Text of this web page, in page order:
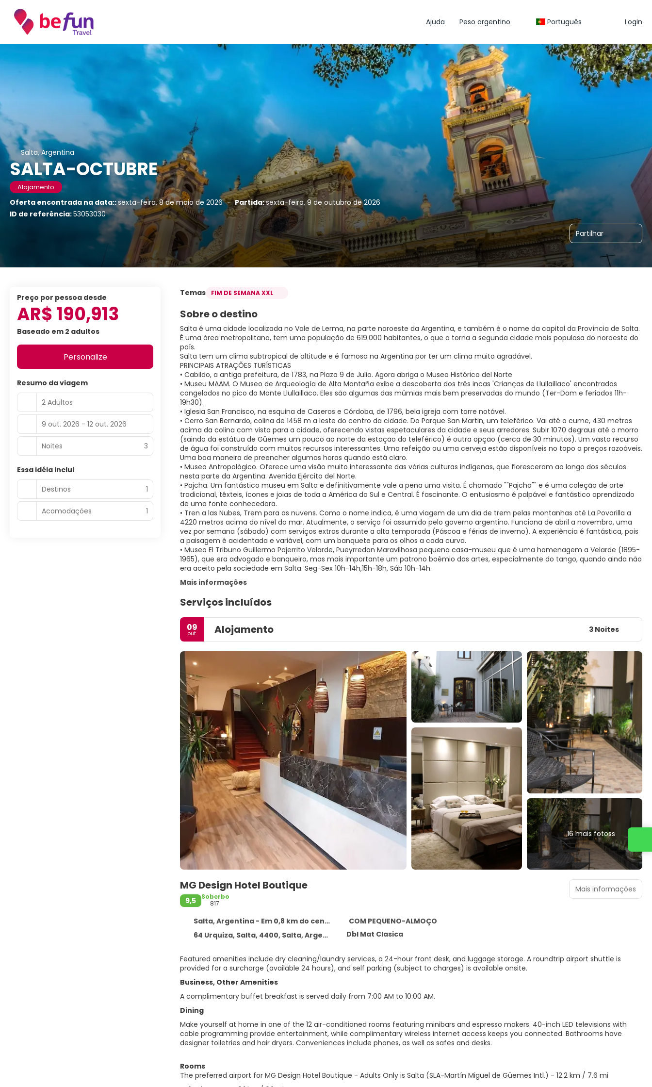
Ajuda Peso argentino Português Login
Salta, Argentina
SALTA-OCTUBRE
Alojamento
Oferta encontrada na data::sexta-feira, 8 de maio de 2026 - Partida:sexta-feira, 9 de outubro de 2026
ID de referência:53053030
Partilhar
Temas FIM DE SEMANA XXL
Sobre o destino
Salta é uma cidade localizada no Vale de Lerma, na parte noroeste da Argentina, e também é o nome da capital da Província de Salta.
É uma área metropolitana, tem uma população de 619.000 habitantes, o que a torna a segunda cidade mais populosa do noroeste do
país.
Salta tem um clima subtropical de altitude e é famosa na Argentina por ter um clima muito agradável.
PRINCIPAIS ATRAÇÕES TURÍSTICAS
• Cabildo, a antiga prefeitura, de 1783, na Plaza 9 de Julio. Agora abriga o Museo Histórico del Norte
• Museu MAAM. O Museo de Arqueología de Alta Montaña exibe a descoberta dos três incas 'Crianças de Llullaillaco' encontrados
congelados no pico do Monte Llullaillaco. Eles são algumas das múmias mais bem preservadas do mundo (Ter-Dom e feriados 11h-
19h30).
• Iglesia San Francisco, na esquina de Caseros e Córdoba, de 1796, bela igreja com torre notável.
• Cerro San Bernardo, colina de 1458 m a leste do centro da cidade. Do Parque San Martin, um teleférico. Vai até o cume, 430 metros
acima da colina com vista para a cidade, oferecendo vistas espetaculares da cidade e seus arredores. Subir 1070 degraus até o morro
(saindo da estátua de Güemes um pouco ao norte da estação do teleférico) é outra opção (cerca de 30 minutos). Um vasto recurso
de água foi construído com muitos recursos interessantes. Uma refeição ou uma cerveja estão disponíveis no topo a preços razoáveis.
Uma boa maneira de preencher algumas horas quando está claro.
• Museo Antropológico. Oferece uma visão muito interessante das várias culturas indígenas, que floresceram ao longo dos séculos
nesta parte da Argentina. Avenida Ejército del Norte.
• Pajcha. Um fantástico museu em Salta e definitivamente vale a pena uma visita. É chamado ""Pajcha"" e é uma coleção de arte
tradicional, têxteis, ícones e joias de toda a América do Sul e Central. É fascinante. O entusiasmo é palpável e fantástico aprendizado
de uma fonte conhecedora.
• Tren a las Nubes, Trem para as nuvens. Como o nome indica, é uma viagem de um dia de trem pelas montanhas até La Povorilla a
4220 metros acima do nível do mar. Atualmente, o serviço foi assumido pelo governo argentino. Funciona de abril a novembro, uma
vez por semana (sábado) com serviços extras durante a alta temporada (Páscoa e férias de inverno). A experiência é fantástica, pois
a paisagem é acidentada e variável, com um banquete para os olhos a cada curva.
• Museo El Tribuno Guillermo Pajerrito Velarde, Pueyrredon Maravilhosa pequena casa-museu que é uma homenagem a Velarde (1895-
1965), que era advogado e banqueiro, mas mais importante um patrono boêmio das artes, especialmente do tango, quando ainda não
era aceito pela sociedade em Salta. Seg-Sex 10h-14h,15h-18h, Sáb 10h-14h.
Mais informações
Serviços incluídos
09
out. Alojamento 3 Noites
16 mais fotoss
MG Design Hotel Boutique
9,5
Soberbo
817
Salta, Argentina - Em 0,8 km do centro
COM PEQUENO-ALMOÇO
64 Urquiza, Salta, 4400, Salta, Argentina, Salta, Argentina
Dbl Mat Clasica
The preferred airport for MG Design Hotel Boutique - Adults Only is Salta (SLA-Martín Miguel de Güemes Intl.) - 12.2 km / 7.6 mi
Rooms
Make yourself at home in one of the 12 air-conditioned rooms featuring minibars and espresso makers. 40-inch LED televisions with
cable programming provide entertainment, while complimentary wireless internet access keeps you connected. Bathrooms have
designer toiletries and hair dryers. Conveniences include phones, as well as safes and desks.
Dining
A complimentary buffet breakfast is served daily from 7:00 AM to 10:00 AM.
Business, Other Amenities
Featured amenities include dry cleaning/laundry services, a 24-hour front desk, and luggage storage. A roundtrip airport shuttle is
provided for a surcharge (available 24 hours), and self parking (subject to charges) is available onsite.
Mais informações
preço por pessoa desde
AR$ 190,913
Baseado em 2 adultos
Personalize
Resumo da viagem
2 Adultos
9 out. 2026 - 12 out. 2026
Noites 3
Essa idéia inclui
Destinos
1
Acomodações 1
Entre em contato conosco